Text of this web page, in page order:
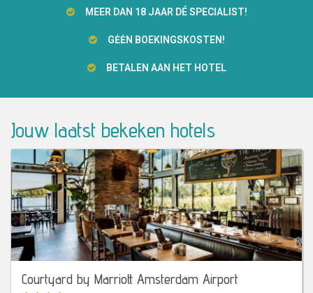
MEER DAN 18 JAAR DÉ SPECIALIST!
GĖĖN BOEKINGSKOSTEN!
BETALEN AAN HET HOTEL
Jouw laatst bekeken hotels
Courtyard by Marriott Amsterdam Airport